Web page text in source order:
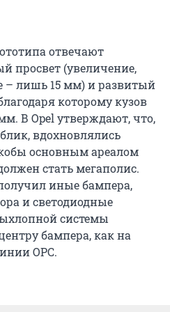
отвечают
просвет (увеличение,
– лишь 15 мм) и развитый
которому кузов
В Opel утверждают, что,
вдохновлялись
основным ареалом
стать мегаполис.
иные бампера,
и светодиодные
системы
бампера, как на
OPC.